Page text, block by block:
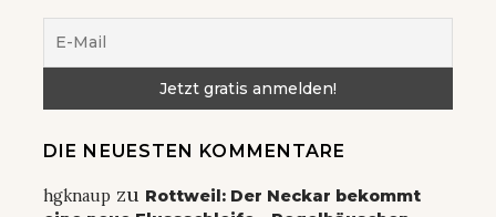
DIE NEUESTEN KOMMENTARE
hgknaup zu Rottweil: Der Neckar bekommt